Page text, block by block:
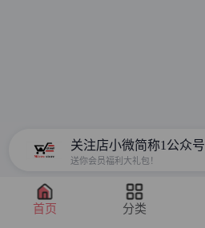
关注店小微简称1公众号
送你会员福利大礼包！
首页 分类